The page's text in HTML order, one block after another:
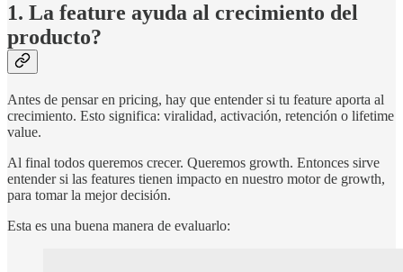
1. La feature ayuda al crecimiento del
producto?
Antes de pensar en pricing, hay que entender si tu feature aporta al
crecimiento. Esto significa: viralidad, activación, retención o lifetime
value.
Al final todos queremos crecer. Queremos growth. Entonces sirve
entender si las features tienen impacto en nuestro motor de growth,
para tomar la mejor decisión.
Esta es una buena manera de evaluarlo: